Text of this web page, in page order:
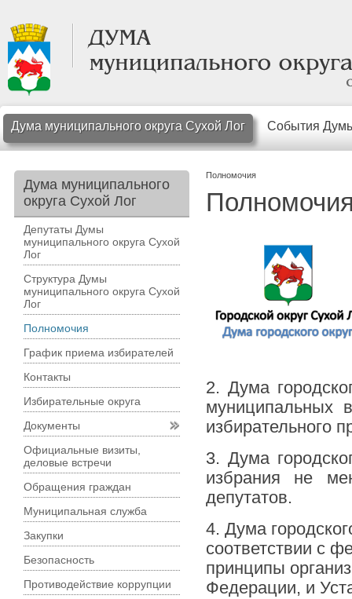
Дума муниципального округа Сухой Лог События
Полномочия
2. Дума
муниципальных
избирательного
3. Дума
избрания не
депутатов.
4. Дума
соответствии с
принципы
Федерации, и
Дума муниципального
округа Сухой Лог
Депутаты Думы
муниципального округа Сухой
Лог
Структура Думы
муниципального округа Сухой
Лог
Полномочия
График приема избирателей
Контакты
Избирательные округа
Документы
Официальные визиты,
деловые встречи
Обращения граждан
Муниципальная служба
Закупки
Безопасность
Противодействие коррупции